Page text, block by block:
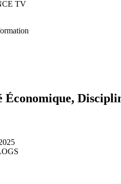
Économique,